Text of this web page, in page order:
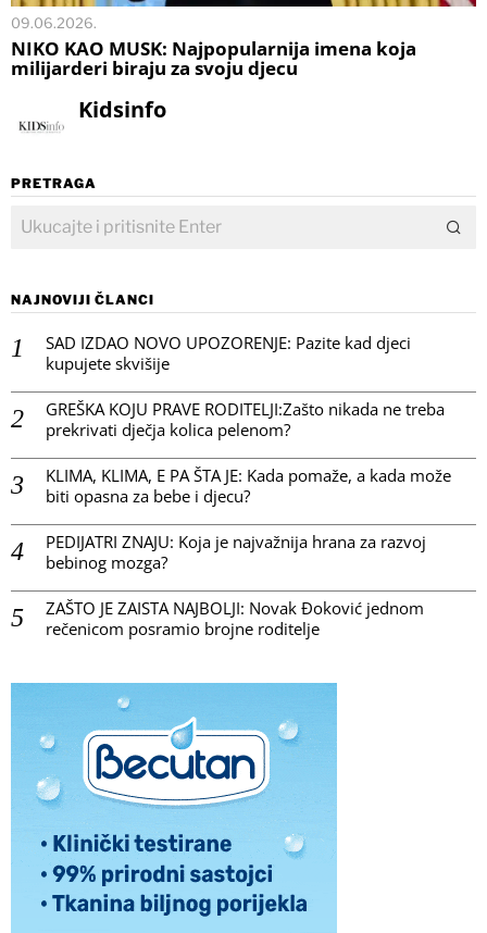
09.06.2026.
NIKO KAO MUSK: Najpopularnija imena koja
milijarderi biraju za svoju djecu
Kidsinfo
PRETRAGA
NAJNOVIJI ČLANCI
SAD IZDAO NOVO UPOZORENJE: Pazite kad djeci
kupujete skvišije
GREŠKA KOJU PRAVE RODITELJI:Zašto nikada ne treba
prekrivati dječja kolica pelenom?
KLIMA, KLIMA, E PA ŠTA JE: Kada pomaže, a kada može
biti opasna za bebe i djecu?
PEDIJATRI ZNAJU: Koja je najvažnija hrana za razvoj
bebinog mozga?
ZAŠTO JE ZAISTA NAJBOLJI: Novak Đoković jednom
rečenicom posramio brojne roditelje